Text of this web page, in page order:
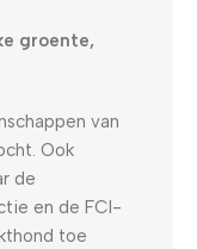
groente,
van
Ook
de
en de FCI-
toe